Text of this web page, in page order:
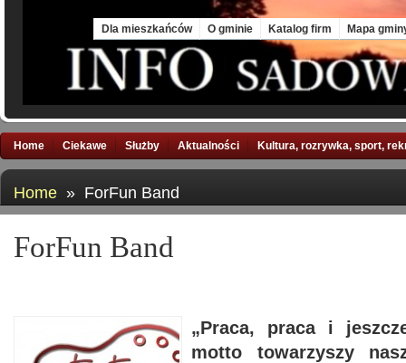
Dla mieszkańców O gminie Katalog firm Mapa
Home Ciekawe Służby Aktualności Kultura, rozrywka, sport,
Home » ForFun Band
ForFun Band
„Praca, praca i
motto towarzyszy